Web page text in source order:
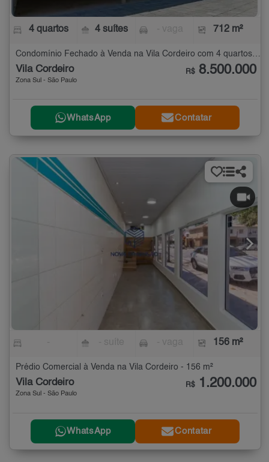
4 quartos 4 suítes 712 m²
Condomínio Fechado à Venda na Vila Cordeiro com 4 quartos - 712 m²
Vila Cordeiro
Zona Sul - São Paulo
R$ 8.500.000
WhatsApp Contatar
156 m²
Prédio Comercial à Venda na Vila Cordeiro - 156 m²
Vila Cordeiro
Zona Sul - São Paulo
R$ 1.200.000
WhatsApp Contatar